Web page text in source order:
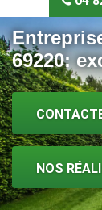
69220:
NOS